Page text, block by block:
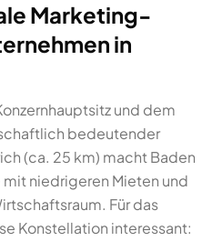
Marketing-
in
und dem
bedeutender
(ca. 25 km) macht Baden
niedrigeren Mieten und
Für das
Konstellation interessant: